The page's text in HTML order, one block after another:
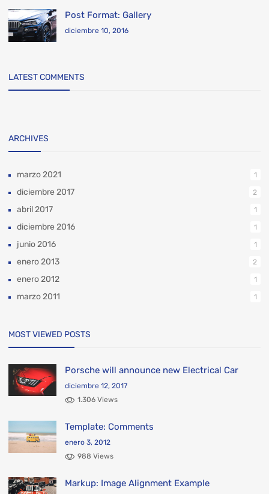
Post Format: Gallery
diciembre 10, 2016
LATEST COMMENTS
ARCHIVES
marzo 2021 1
diciembre 2017 2
abril 2017 1
diciembre 2016 1
junio 2016 1
enero 2013 2
enero 2012 1
marzo 2011 1
MOST VIEWED POSTS
Porsche will announce new Electrical Car
diciembre 12, 2017
1.306 Views
Template: Comments
enero 3, 2012
988 Views
Markup: Image Alignment Example